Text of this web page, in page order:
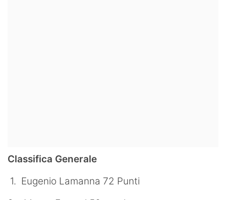
Classifica Generale
1. Eugenio Lamanna 72 Punti